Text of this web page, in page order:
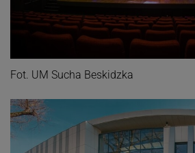
Fot. UM Sucha Beskidzka